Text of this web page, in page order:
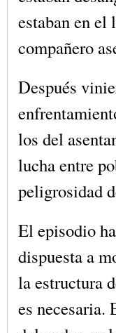
estaban en el
compañero
Después
los del
lucha entre
peligrosidad
El episodio
dispuesta a
la estructura
es necesaria.